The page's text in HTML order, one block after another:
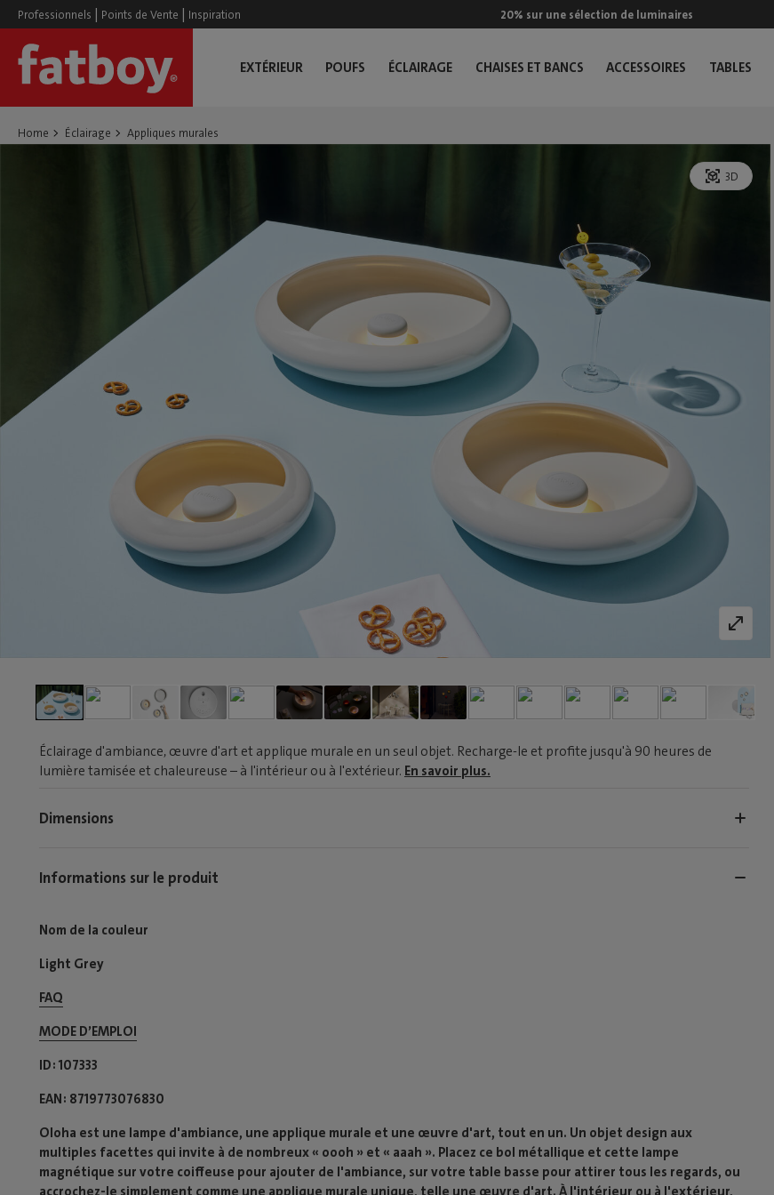
Professionnels | Points de Vente | Inspiration 20% sur une sélection de luminaires
EXTÉRIEUR POUFS ÉCLAIRAGE CHAISES ET BANCS ACCESSOIRES TABLES
Home Éclairage Appliques murales
3D
Éclairage d'ambiance, œuvre d'art et applique murale en un seul objet. Recharge-le et profite jusqu'à 90 heures de
lumière tamisée et chaleureuse – à l'intérieur ou à l'extérieur. En savoir plus.
Dimensions
Informations sur le produit
Nom de la couleur
Light Grey
FAQ
MODE D’EMPLOI​
ID 107333
EAN 8719773076830
Oloha est une lampe d'ambiance, une applique murale et une œuvre d'art, tout en un. Un objet design aux
multiples facettes qui invite à de nombreux « oooh » et « aaah ». Placez ce bol métallique et cette lampe
magnétique sur votre coiffeuse pour ajouter de l'ambiance, sur votre table basse pour attirer tous les regards, ou
accrochez-le simplement comme une applique murale unique, telle une œuvre d'art. À l'intérieur ou à l'extérieur,